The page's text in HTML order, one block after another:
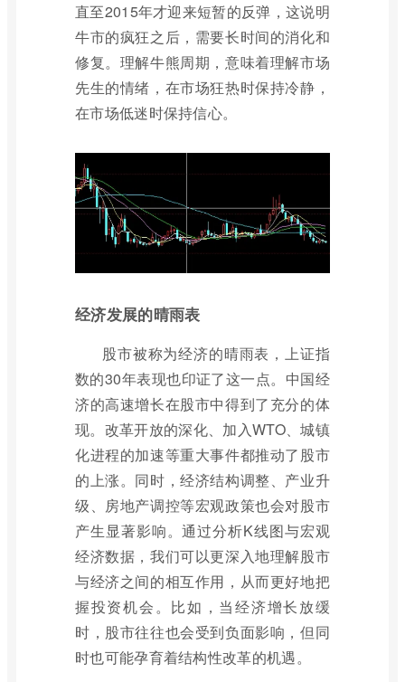
直至2015年才迎来短暂的反弹，这说明
牛市的疯狂之后，需要长时间的消化和
修复。理解牛熊周期，意味着理解市场
先生的情绪，在市场狂热时保持冷静，
在市场低迷时保持信心。
经济发展的晴雨表
股市被称为经济的晴雨表，上证指
数的30年表现也印证了这一点。中国经
济的高速增长在股市中得到了充分的体
现。改革开放的深化、加入WTO、城镇
化进程的加速等重大事件都推动了股市
的上涨。同时，经济结构调整、产业升
级、房地产调控等宏观政策也会对股市
产生显著影响。通过分析K线图与宏观
经济数据，我们可以更深入地理解股市
与经济之间的相互作用，从而更好地把
握投资机会。比如，当经济增长放缓
时，股市往往也会受到负面影响，但同
时也可能孕育着结构性改革的机遇。